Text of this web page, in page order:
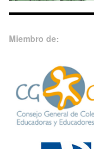
Miembro de: